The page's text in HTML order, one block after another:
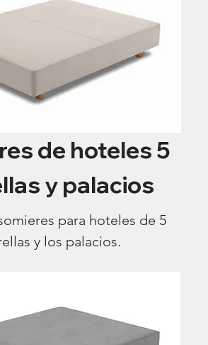
de hoteles 5
y palacios
para hoteles de 5
y los palacios.